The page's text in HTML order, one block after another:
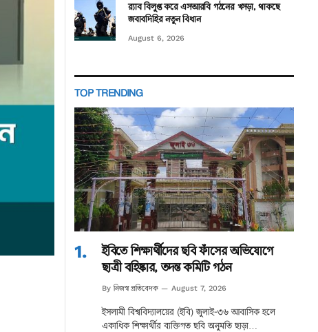
র‌্যাব বিলুপ্ত করে এসআরবি গঠনের খসড়া, থাকছে
জবাবদিহির নতুন বিধান
August 6, 2026
TOP TRENDING
ইবিতে শিক্ষার্থীদের ছবি ফাঁসের অভিযোগে
ছাত্রী বহিষ্কার, তদন্ত কমিটি গঠন
By নিজস্ব প্রতিবেদক August 7, 2026
ইসলামী বিশ্ববিদ্যালয়ের (ইবি) জুলাই-৩৬ আবাসিক হলে
একাধিক শিক্ষার্থীর ব্যক্তিগত ছবি অনুমতি ছাড়া…